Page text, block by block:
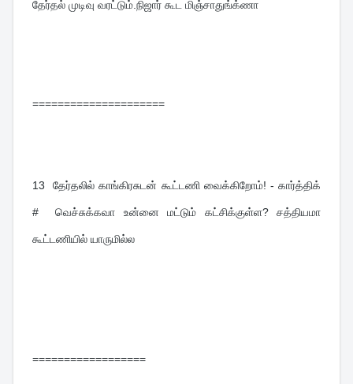
தேர்தல் முடிவு வரட்டும்.நிஜார் கூட மிஞ்சாதுங்க்ணா
=====================
13 தேர்தலில் காங்கிரசுடன் கூட்டணி வைக்கிறோம்! - கார்த்திக்
#  வெச்சுக்கவா உன்னை மட்டும் கட்சிக்குள்ள? சத்தியமா
கூட்டணியில் யாருமில்ல
==================